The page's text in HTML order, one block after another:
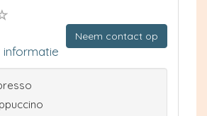
Neem contact op
informatie